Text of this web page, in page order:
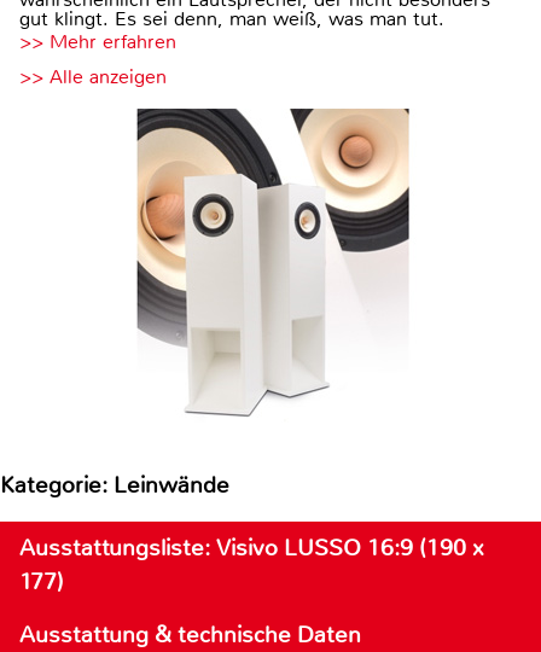
gut klingt. Es sei denn, man weiß, was man tut.
>> Mehr erfahren
>> Alle anzeigen
Kategorie: Leinwände
Ausstattungsliste: Visivo LUSSO 16:9 (190 x
177)
Ausstattung & technische Daten